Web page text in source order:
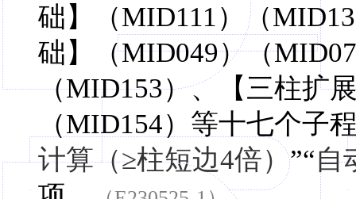
础】（MID111）（
础】（MID049）（
（MID153）、【三柱扩
（MID154）等十七个子
计算（≥柱短边4倍）”“自